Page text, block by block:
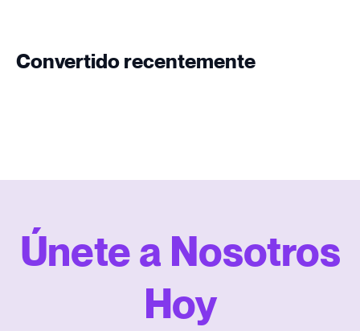
Convertido recentemente
Únete a Nosotros
Hoy